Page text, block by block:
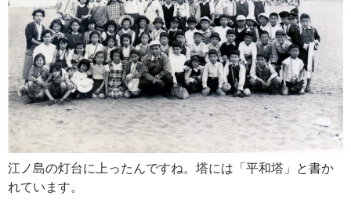
江ノ島の灯台に上ったんですね。塔には「平和塔」と書か
れています。